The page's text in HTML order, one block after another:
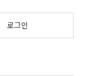
로그인